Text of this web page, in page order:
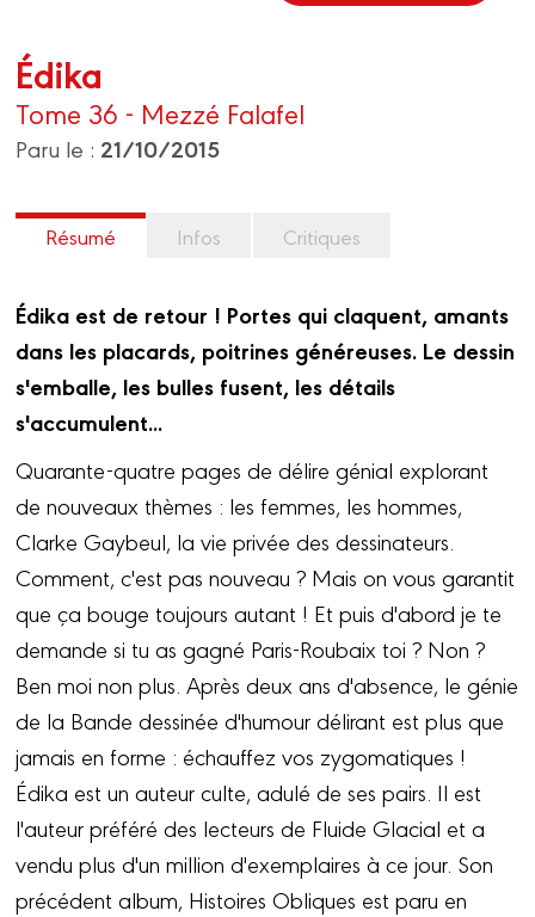
Édika
Tome 36 - Mezzé Falafel
Paru le : 21/10/2015
Résumé Infos Critiques
Édika est de retour ! Portes qui claquent, amants
dans les placards, poitrines généreuses. Le dessin
s'emballe, les bulles fusent, les détails
s'accumulent...
Quarante-quatre pages de délire génial explorant
de nouveaux thèmes : les femmes, les hommes,
Clarke Gaybeul, la vie privée des dessinateurs.
Comment, c'est pas nouveau ? Mais on vous garantit
que ça bouge toujours autant ! Et puis d'abord je te
demande si tu as gagné Paris-Roubaix toi ? Non ?
Ben moi non plus. Après deux ans d'absence, le génie
de la Bande dessinée d'humour délirant est plus que
jamais en forme : échauffez vos zygomatiques !
Édika est un auteur culte, adulé de ses pairs. Il est
l'auteur préféré des lecteurs de Fluide Glacial et a
vendu plus d'un million d'exemplaires à ce jour. Son
précédent album, Histoires Obliques est paru en